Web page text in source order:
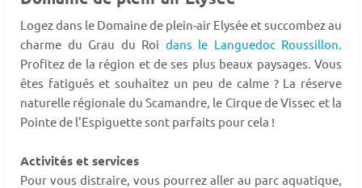
Logez dans le Domaine de plein-air Elysée et succombez au
charme du Grau du Roi dans le Languedoc Roussillon.
Profitez de la région et de ses plus beaux paysages. Vous
êtes fatigués et souhaitez un peu de calme ? La réserve
naturelle régionale du Scamandre, le Cirque de Vissec et la
Pointe de l'Espiguette sont parfaits pour cela !
Activités et services
Pour vous distraire, vous pourrez aller au parc aquatique,